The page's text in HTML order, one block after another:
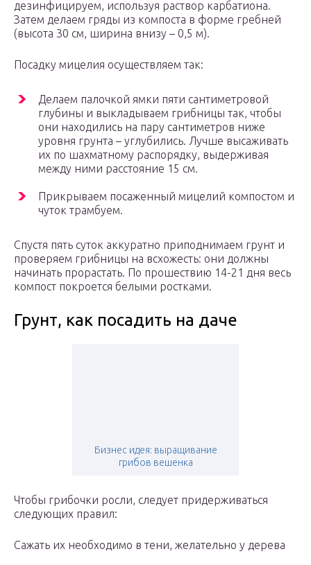
дезинфицируем, используя раствор карбатиона.
Затем делаем гряды из компоста в форме гребней
(высота 30 см, ширина внизу – 0,5 м).
Посадку мицелия осуществляем так:
Делаем палочкой ямки пяти сантиметровой
глубины и выкладываем грибницы так, чтобы
они находились на пару сантиметров ниже
уровня грунта – углубились. Лучше высаживать
их по шахматному распорядку, выдерживая
между ними расстояние 15 см.
Прикрываем посаженный мицелий компостом и
чуток трамбуем.
Спустя пять суток аккуратно приподнимаем грунт и
проверяем грибницы на всхожесть: они должны
начинать прорастать. По прошествию 14-21 дня весь
компост покроется белыми ростками.
Грунт, как посадить на даче
Бизнес идея: выращивание
грибов вешенка
Чтобы грибочки росли, следует придерживаться
следующих правил:
Сажать их необходимо в тени, желательно у дерева